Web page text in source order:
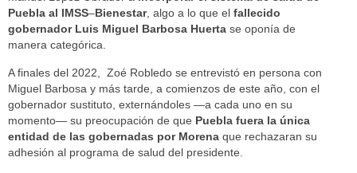
Puebla al IMSS–Bienestar, algo a lo que el fallecido
gobernador Luis Miguel Barbosa Huerta se oponía de
manera categórica.
A finales del 2022, Zoé Robledo se entrevistó en persona con
Miguel Barbosa y más tarde, a comienzos de este año, con el
gobernador sustituto, externándoles —a cada uno en su
momento— su preocupación de que Puebla fuera la única
entidad de las gobernadas por Morena que rechazaran su
adhesión al programa de salud del presidente.